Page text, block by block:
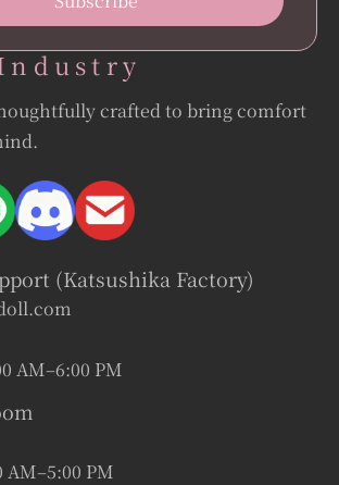
crafted to bring comfort
(Katsushika Factory)
AM–6:00 PM
AM–5:00 PM